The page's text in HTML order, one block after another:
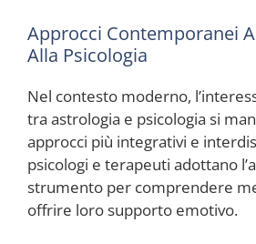
Approcci Contemporanei
Alla Psicologia
Nel contesto moderno,
tra astrologia e psicologia si
approcci più integrativi e
psicologi e terapeuti adottano
strumento per comprendere
offrire loro supporto emotivo.